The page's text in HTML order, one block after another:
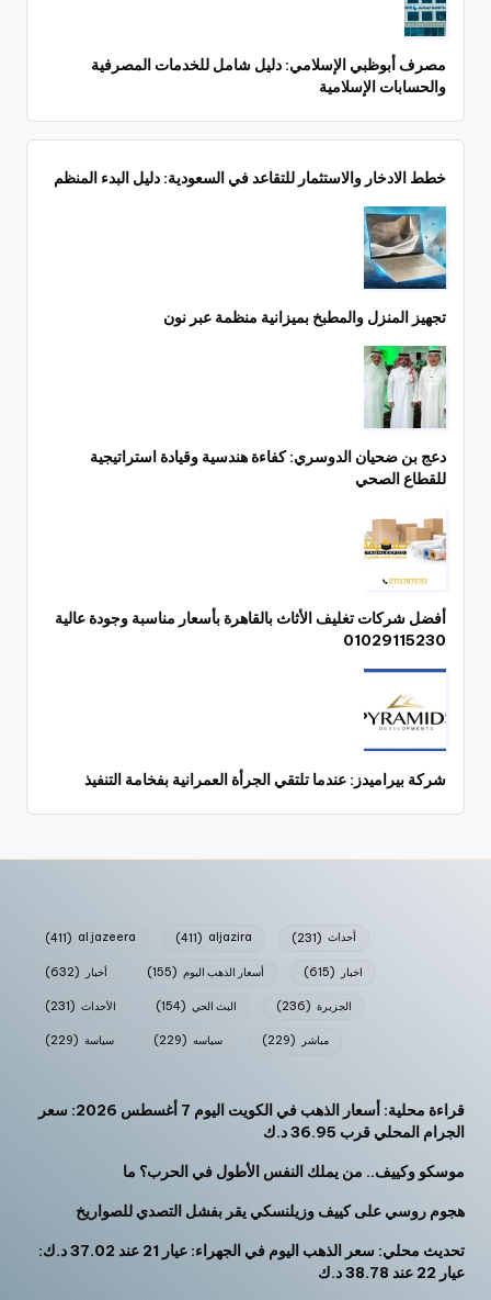
مصرف أبوظبي الإسلامي: دليل شامل للخدمات المصرفية
والحسابات الإسلامية
خطط الادخار والاستثمار للتقاعد في السعودية: دليل البدء المنظم
تجهيز المنزل والمطبخ بميزانية منظمة عبر نون
دعج بن ضحيان الدوسري: كفاءة هندسية وقيادة استراتيجية
للقطاع الصحي
أفضل شركات تغليف الأثاث بالقاهرة بأسعار مناسبة وجودة عالية
01029115230
شركة بيراميدز: عندما تلتقي الجرأة العمرانية بفخامة التنفيذ
al jazeera
(411) aljazira
(411) أحداث (231)
أخبار (632) أسعار الذهب اليوم (155) اخبار (615)
الأحداث (231) البث الحي (154) الجزيرة (236)
سياسة (229) سياسه (229) مباشر (229)
قراءة محلية: أسعار الذهب في الكويت اليوم 7 أغسطس 2026: سعر
الجرام المحلي قرب 36.95 د.ك
موسكو وكييف.. من يملك النفس الأطول في الحرب؟ ما
هجوم روسي على كييف وزيلنسكي يقر بفشل التصدي للصواريخ
تحديث محلي: سعر الذهب اليوم في الجهراء: عيار 21 عند 37.02 د.ك:
عيار 22 عند 38.78 د.ك